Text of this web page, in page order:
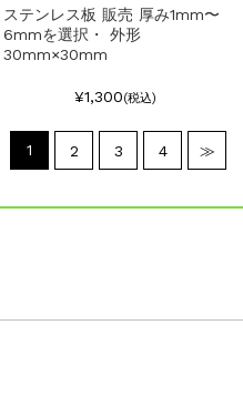
ステンレス板 販売 厚み1mm〜
6mmを選択・ 外形
30mm×30mm
¥1,300(税込)
1 2 3 4 ≫